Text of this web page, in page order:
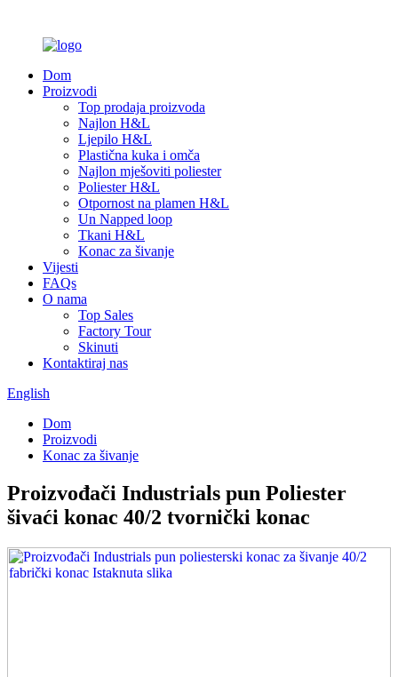
Dom
Proizvodi
Top prodaja proizvoda
Najlon H&L
Ljepilo H&L
Plastična kuka i omča
Najlon mješoviti poliester
Poliester H&L
Otpornost na plamen H&L
Un Napped loop
Tkani H&L
Konac za šivanje
Vijesti
FAQs
O nama
Top Sales
Factory Tour
Skinuti
Kontaktiraj nas
English
Dom
Proizvodi
Konac za šivanje
Proizvođači Industrials pun Poliester
šivaći konac 40/2 tvornički konac